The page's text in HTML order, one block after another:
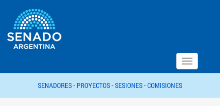
Toggle
navigation
SENADORES - PROYECTOS -SESIONES -COMISIONES